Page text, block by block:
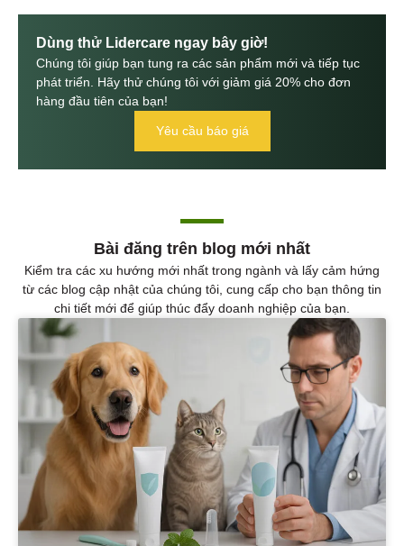
Dùng thử Lidercare ngay bây giờ!
Chúng tôi giúp bạn tung ra các sản phẩm mới và tiếp tục
phát triển. Hãy thử chúng tôi với giảm giá 20% cho đơn
hàng đầu tiên của bạn!
Yêu cầu báo giá
Bài đăng trên blog mới nhất
Kiểm tra các xu hướng mới nhất trong ngành và lấy cảm hứng
từ các blog cập nhật của chúng tôi, cung cấp cho bạn thông tin
chi tiết mới để giúp thúc đẩy doanh nghiệp của bạn.